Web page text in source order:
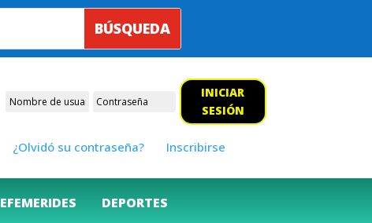
INICIAR
SESIÓN
¿Olvidó su contraseña? Inscribirse
EFEMERIDES DEPORTES